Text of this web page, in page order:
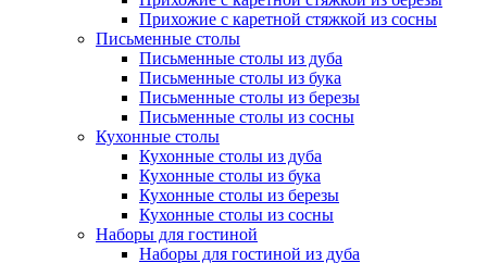
Прихожие с каретной стяжкой из сосны
Письменные столы
Письменные столы из дуба
Письменные столы из бука
Письменные столы из березы
Письменные столы из сосны
Кухонные столы
Кухонные столы из дуба
Кухонные столы из бука
Кухонные столы из березы
Кухонные столы из сосны
Наборы для гостиной
Наборы для гостиной из дуба